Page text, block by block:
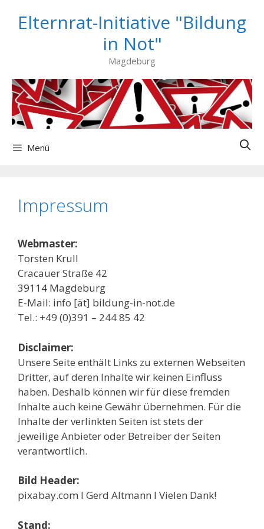
InhaltElternrat-Initiative "Bildung
in Not"
Magdeburg
Menü
Impressum
Webmaster:
Torsten Krull
Cracauer Straße 42
39114 Magdeburg
E-Mail: info [ät] bildung-in-not.de
Tel.: +49 (0)391 – 244 85 42
Disclaimer:
Unsere Seite enthält Links zu externen Webseiten
Dritter, auf deren Inhalte wir keinen Einfluss
haben. Deshalb können wir für diese fremden
Inhalte auch keine Gewähr übernehmen. Für die
Inhalte der verlinkten Seiten ist stets der
jeweilige Anbieter oder Betreiber der Seiten
verantwortlich.
Bild Header:
pixabay.com l Gerd Altmann l Vielen Dank!
Stand: